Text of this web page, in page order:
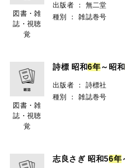
図書・雑
誌・視聴
覚
出版者
：
無二堂
種別
： 雑誌巻号
図書・雑
誌・視聴
覚
詩標 昭和6年～昭和
出版者 ：
詩標社
種別
： 雑誌巻号
志良さぎ 昭和56年